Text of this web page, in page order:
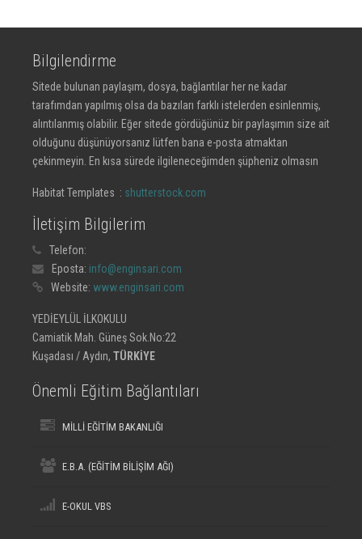
Bilgilendirme
Sitede bulunan paylaşım, dosya, bağlantılar her ne kadar
tarafımdan yapılmış olsa da bazıları farklı istelerden esinlenmiş,
alıntılanmış olabilir. Eğer sitede gördüğünüz bir paylaşımın size ait
olduğunu düşünüyorsanız lütfen bana e-posta atmaktan
çekinmeyin. En kısa sürede ilgileneceğimden şüpheniz olmasın
Habitat Templates : shutterstock.com
İletişim Bilgilerim
Telefon:
Eposta: info@enginsari.com
Website: www.enginsari.com
YEDİEYLÜL İLKOKULU
Camiatik Mah. Güneş Sok.No:22
Kuşadası / Aydın, TÜRKİYE
Önemli Eğitim Bağlantıları
MİLLİ EĞİTİM BAKANLIĞI
E.B.A. (EĞİTİM BİLİŞİM AĞI)
E-OKUL VBS